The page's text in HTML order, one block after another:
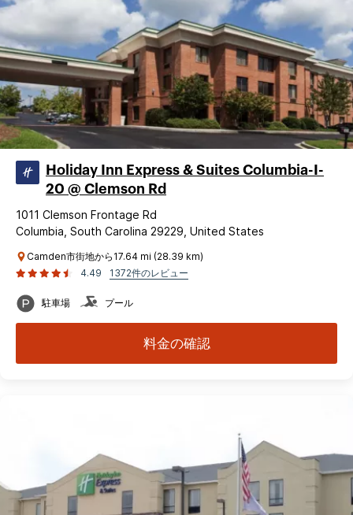
Holiday Inn Express & Suites Columbia-I-
20 @ Clemson Rd
1011 Clemson Frontage Rd
Columbia, South Carolina 29229, United States
Camden市街地から17.64 mi (28.39 km)
4.49
1372件のレビュー
駐車場 プール
料金の確認